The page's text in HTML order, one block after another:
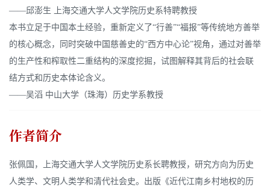
——邱澎生 上海交通大学人文学院历史系特聘教授
本书立足于中国本土经验，重新定义了“行善”“福报”等传统地方善举
的核心概念，同时突破中国慈善史的“西方中心论”视角，通过对善举
的生产性和榨取性二重结构的深度挖掘，试图解释其背后的社会联
结方式和历史本体论含义。
——吴滔 中山大学（珠海）历史学系教授
作者简介
张佩国，上海交通大学人文学院历史系长聘教授，研究方向为历史
人类学、文明人类学和清代社会史。出版《近代江南乡村地权的历